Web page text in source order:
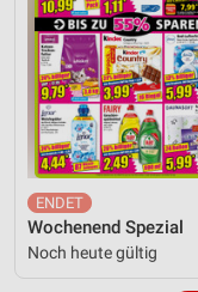
Wochenend Spezial
Noch heute gültig